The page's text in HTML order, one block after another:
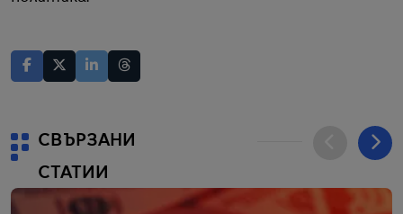
СВЪРЗАНИ
СТАТИИ